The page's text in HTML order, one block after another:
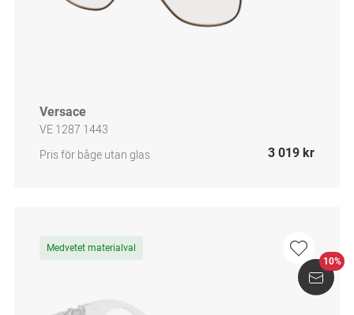
Versace
VE 1287 1443
Pris för båge utan glas
3 019 kr
Medvetet materialval
10%